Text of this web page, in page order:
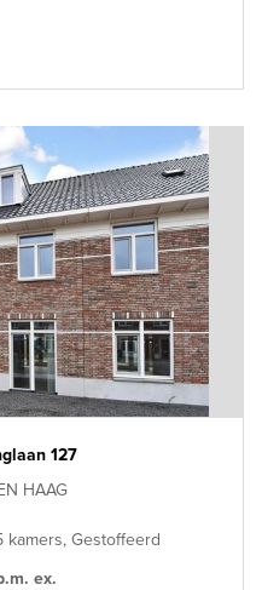
127
HAAG
kamers, Gestoffeerd
ex.